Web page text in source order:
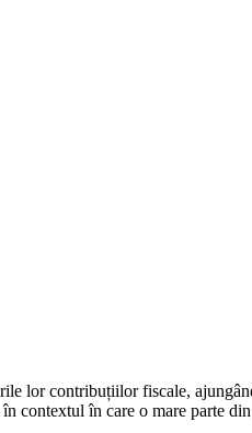
lor contribuțiilor fiscale,
contextul în care o mare parte